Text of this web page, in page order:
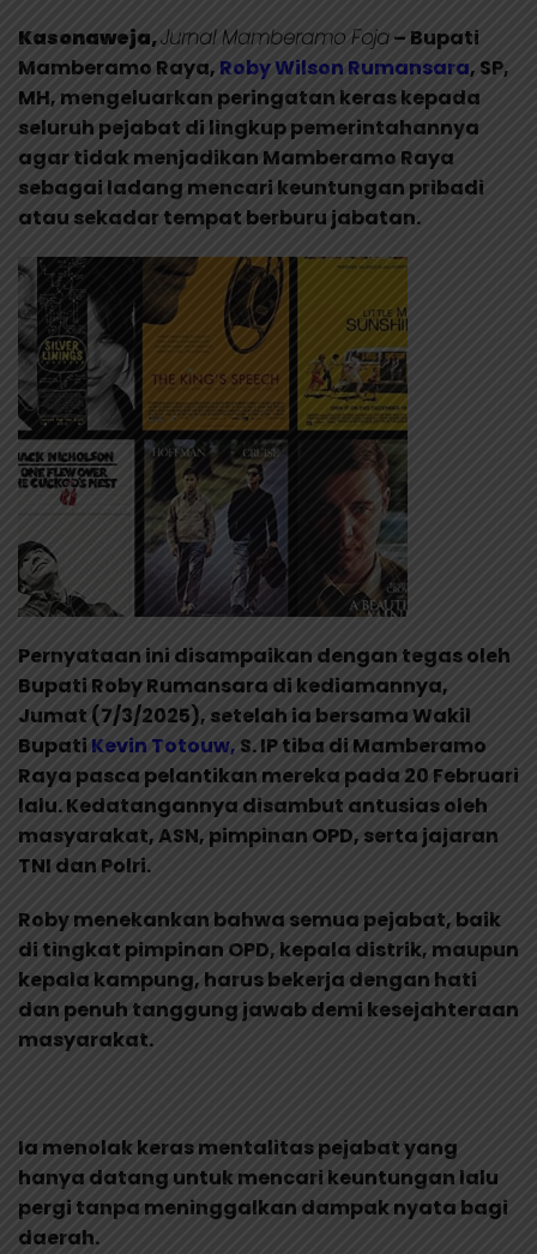
Kasonaweja,Jurnal Mamberamo Foja– Bupati
Mamberamo Raya, Roby Wilson Rumansara, SP,
MH, mengeluarkan peringatan keras kepada
seluruh pejabat di lingkup pemerintahannya
agar tidak menjadikan Mamberamo Raya
sebagai ladang mencari keuntungan pribadi
atau sekadar tempat berburu jabatan.
Pernyataan ini disampaikan dengan tegas oleh
Bupati Roby Rumansara di kediamannya,
Jumat (7/3/2025), setelah ia bersama Wakil
Bupati Kevin Totouw, S. IPtiba di Mamberamo
Raya pasca pelantikan mereka pada 20 Februari
lalu. Kedatangannya disambut antusias oleh
masyarakat, ASN, pimpinan OPD, serta jajaran
TNI dan Polri.
Roby menekankan bahwa semua pejabat, baik
di tingkat pimpinan OPD, kepala distrik, maupun
kepala kampung, harus bekerja dengan hati
dan penuh tanggung jawab demi kesejahteraan
masyarakat.
Ia menolak keras mentalitas pejabat yang
hanya datang untuk mencari keuntungan lalu
pergi tanpa meninggalkan dampak nyata bagi
daerah.